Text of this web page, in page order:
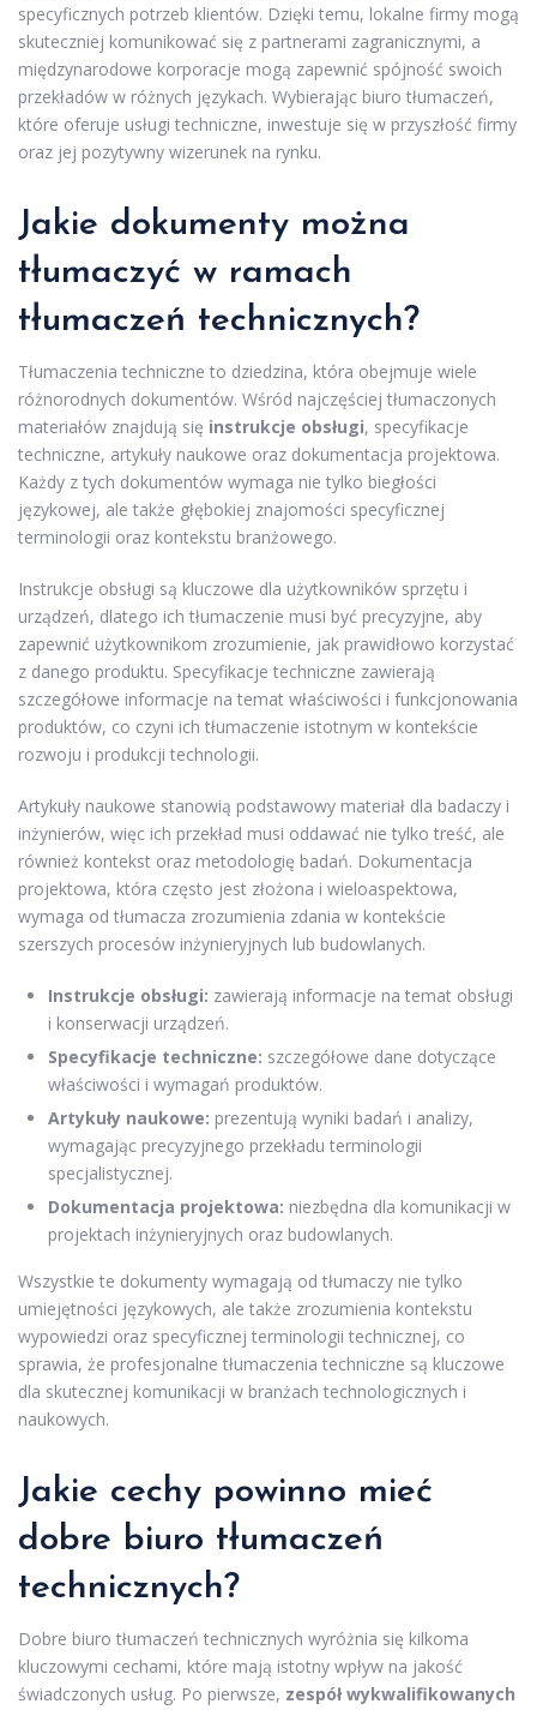
specyficznych potrzeb klientów. Dzięki temu, lokalne firmy mogą
skuteczniej komunikować się z partnerami zagranicznymi, a
międzynarodowe korporacje mogą zapewnić spójność swoich
przekładów w różnych językach. Wybierając biuro tłumaczeń,
które oferuje usługi techniczne, inwestuje się w przyszłość firmy
oraz jej pozytywny wizerunek na rynku.
Jakie dokumenty można
tłumaczyć w ramach
tłumaczeń technicznych?
Tłumaczenia techniczne to dziedzina, która obejmuje wiele
różnorodnych dokumentów. Wśród najczęściej tłumaczonych
materiałów znajdują się instrukcje obsługi, specyfikacje
techniczne, artykuły naukowe oraz dokumentacja projektowa.
Każdy z tych dokumentów wymaga nie tylko biegłości
językowej, ale także głębokiej znajomości specyficznej
terminologii oraz kontekstu branżowego.
Instrukcje obsługi są kluczowe dla użytkowników sprzętu i
urządzeń, dlatego ich tłumaczenie musi być precyzyjne, aby
zapewnić użytkownikom zrozumienie, jak prawidłowo korzystać
z danego produktu. Specyfikacje techniczne zawierają
szczegółowe informacje na temat właściwości i funkcjonowania
produktów, co czyni ich tłumaczenie istotnym w kontekście
rozwoju i produkcji technologii.
Artykuły naukowe stanowią podstawowy materiał dla badaczy i
inżynierów, więc ich przekład musi oddawać nie tylko treść, ale
również kontekst oraz metodologię badań. Dokumentacja
projektowa, która często jest złożona i wieloaspektowa,
wymaga od tłumacza zrozumienia zdania w kontekście
szerszych procesów inżynieryjnych lub budowlanych.
Instrukcje obsługi: zawierają informacje na temat obsługi
i konserwacji urządzeń.
Specyfikacje techniczne: szczegółowe dane dotyczące
właściwości i wymagań produktów.
Artykuły naukowe: prezentują wyniki badań i analizy,
wymagając precyzyjnego przekładu terminologii
specjalistycznej.
Dokumentacja projektowa: niezbędna dla komunikacji w
projektach inżynieryjnych oraz budowlanych.
Wszystkie te dokumenty wymagają od tłumaczy nie tylko
umiejętności językowych, ale także zrozumienia kontekstu
wypowiedzi oraz specyficznej terminologii technicznej, co
sprawia, że profesjonalne tłumaczenia techniczne są kluczowe
dla skutecznej komunikacji w branżach technologicznych i
naukowych.
Jakie cechy powinno mieć
dobre biuro tłumaczeń
technicznych?
Dobre biuro tłumaczeń technicznych wyróżnia się kilkoma
kluczowymi cechami, które mają istotny wpływ na jakość
świadczonych usług. Po pierwsze, zespół wykwalifikowanych